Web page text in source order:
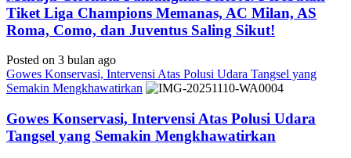
Tiket Liga Champions Memanas, AC Milan, AS
Roma, Como, dan Juventus Saling Sikut!
Posted on 3 bulan ago
Gowes Konservasi, Intervensi Atas Polusi Udara Tangsel yang
Semakin Mengkhawatirkan
Gowes Konservasi, Intervensi Atas Polusi Udara
Tangsel yang Semakin Mengkhawatirkan